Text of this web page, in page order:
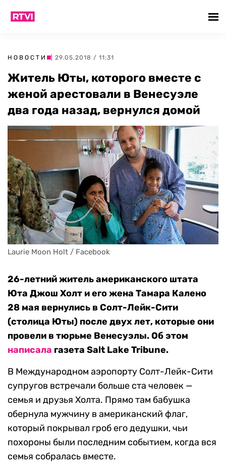
НОВОСТИ | 29.05.2018 / 11:31
Житель Юты, которого вместе с
женой арестовали в Венесуэле
два года назад, вернулся домой
Laurie Moon Holt / Facebook
26-летний житель американского штата
Юта Джош Холт и его жена Тамара Калено
28 мая вернулись в Солт-Лейк-Сити
(столица Юты) после двух лет, которые они
провели в тюрьме Венесуэлы. Об этом
написала газета Salt Lake Tribune.
В Международном аэропорту Солт-Лейк-Сити
супругов встречали больше ста человек —
семья и друзья Холта. Прямо там бабушка
обернула мужчину в американский флаг,
который покрывал гроб его дедушки, чьи
похороны были последним событием, когда вся
семья собралась вместе.